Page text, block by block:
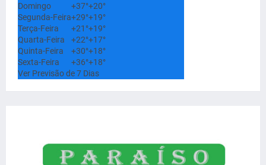
Domingo
+37°+20°
Segunda-Feira+29°+19°
Terça-Feira
+21°+19°
Quarta-Feira
+22°+17°
Quinta-Feira
+30°+18°
Sexta-Feira
+36°+18°
Ver Previsão de 7 Dias